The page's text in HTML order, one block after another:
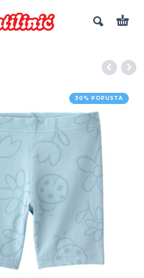
30% POPUSTA